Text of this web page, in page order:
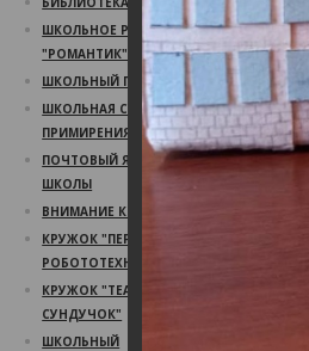
ШКОЛЬНОЕ РАДИО
"РОМАНТИК"
ШКОЛЬНЫЙ ПСИХОЛОГ
ШКОЛЬНАЯ СЛУЖБА
ПРИМИРЕНИЯ
ПОЧТОВЫЙ ЯЩИК
ШКОЛЫ
ВНИМАНИЕ КОНКУРС!
КРУЖОК "ПЕРВЫЙ ШАГ В
РОБОТОТЕХНИКУ"
КРУЖОК "ТЕАТРАЛЬНЫЙ
СУНДУЧОК"
ШКОЛЬНЫЙ